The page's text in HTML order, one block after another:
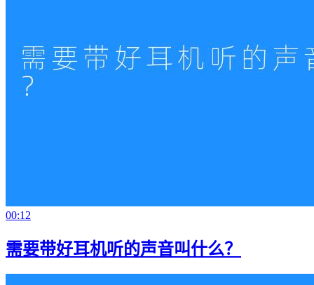
00:12
需要带好耳机听的声音叫什么？